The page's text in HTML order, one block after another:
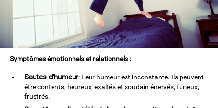
Symptômes émotionnels et relationnels :
Sautes d'humeur: Leur humeur est inconstante. Ils peuvent
être contents, heureux, exaltés et soudain énervés, furieux,
frustrés.